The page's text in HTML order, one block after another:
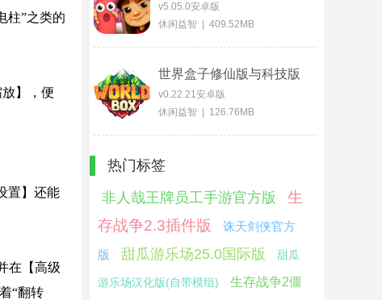
柱”之类的
】，便
置】还能
在【高级
“翻转
v5.05.0安卓版
休闲益智 | 409.52MB
世界盒子修仙版与科技版
mod版
v0.22.21安卓版
休闲益智 | 126.76MB
热门标签
非人哉王牌员工手游官方版
生
存战争2.3插件版
诛天剑侠官方
版 甜瓜游乐场25.0国际版 甜瓜
游乐场汉化版(自带模组)
生存战争2僵